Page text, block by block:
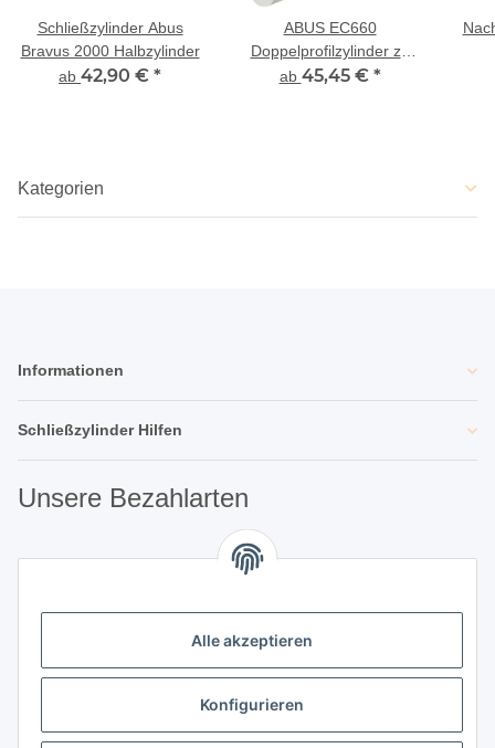
Schließzylinder Abus
Bravus 2000 Halbzylinder
ab 42,90 € *
ABUS EC660
Doppelprofilzylinder zu
bestehender Schließung
ab 45,45 € *
Kategorien
Informationen
Schließzylinder Hilfen
Unsere Bezahlarten
Unsere Partner
Unternehmen
Alle akzeptieren
Konfigurieren